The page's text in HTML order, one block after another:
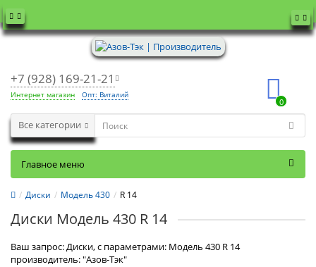
+7 (928) 169-21-21
Интернет магазин Опт: Виталий
0
Все категории
Главное меню
Диски Модель 430 R 14
Диски Модель 430 R 14
Ваш запрос: Диски, с параметрами: Модель 430 R 14
производитель: "Азов-Тэк"